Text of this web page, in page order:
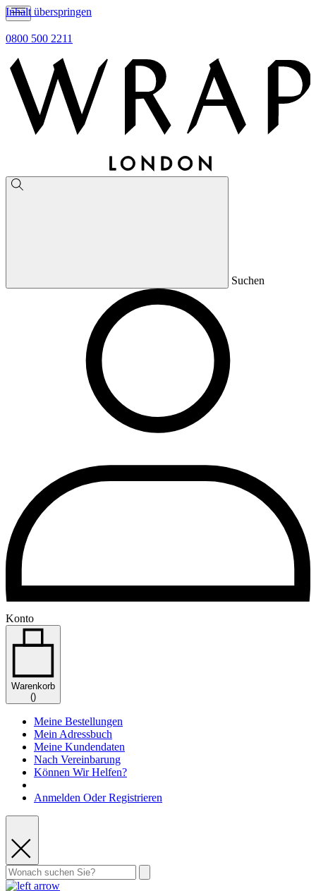
Inhalt überspringen
0800 500 2211
Suchen
Konto
Warenkorb
()
Meine Bestellungen
Mein Adressbuch
Meine Kundendaten
Nach Vereinbarung
Können Wir Helfen?
Anmelden Oder Registrieren